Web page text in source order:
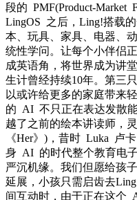
段的 PMF(Product-Market
LingOS 之后，Ling!搭载
本、玩具、家具、电器、
统性学问。让每个小伴侣
成英语角，将世界成为讲
生计曾经持续10年。第三
以或许给更多的家庭带来
的 AI 不只正在表达发散
越了之前的绘本讲读师，
《Her》)，昔时 Luka 卢
身 AI 的时代整个教育电
严沉机缘。我们但愿给孩
延展，小孩只需启齿去
间互动时，由于正在这个